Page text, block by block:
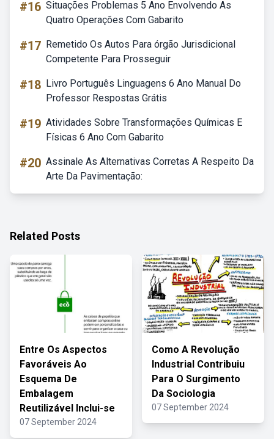
#16 Situações Problemas 5 Ano Envolvendo As
Quatro Operações Com Gabarito
#17 Remetido Os Autos Para órgão Jurisdicional
Competente Para Prosseguir
#18 Livro Português Linguagens 6 Ano Manual Do
Professor Respostas Grátis
#19 Atividades Sobre Transformações Químicas E
Físicas 6 Ano Com Gabarito
#20 Assinale As Alternativas Corretas A Respeito Da
Arte Da Pavimentação:
Related Posts
Entre Os Aspectos
Favoráveis Ao
Esquema De
Embalagem
Reutilizável Inclui-se
07 September 2024
Como A Revolução
Industrial Contribuiu
Para O Surgimento
Da Sociologia
07 September 2024